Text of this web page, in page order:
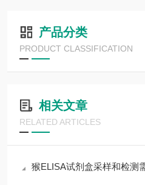
产品分类
PRODUCT CLASSIFICATION
相关文章
RELATED ARTICLES
猴ELISA试剂盒采样和检测